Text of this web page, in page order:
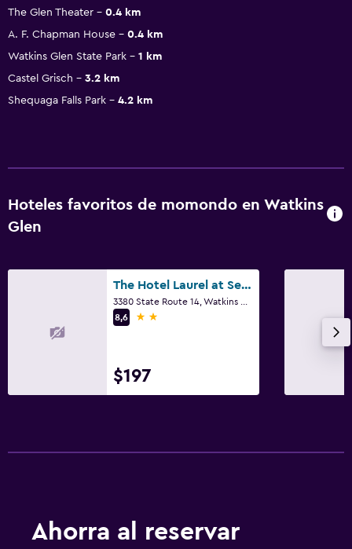
The Glen Theater
0.4 km
A. F. Chapman House
0.4 km
Watkins Glen State Park
1 km
Castel Grisch
3.2 km
Shequaga Falls Park
4.2 km
Hoteles favoritos de momondo en Watkins
Glen
The Hotel Laurel at Seneca
8,6
2 estrellas
$197
Ahorra al reservar